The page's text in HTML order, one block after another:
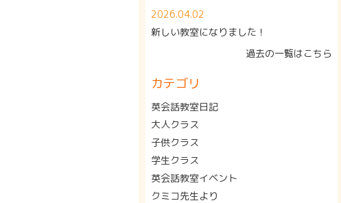
2026.04.02
新しい教室になりました！
過去の一覧はこちら
カテゴリ
英会話教室日記
大人クラス
子供クラス
学生クラス
英会話教室イベント
クミコ先生より